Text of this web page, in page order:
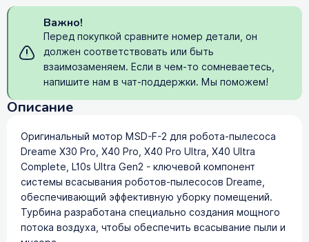
Важно!
Перед покупкой сравните номер детали, он
должен соответствовать или быть
взаимозаменяем. Если в чем-то сомневаетесь,
напишите нам в чат-поддержки. Мы поможем!
Описание
Оригинальный мотор MSD-F-2 для робота-пылесоса
Dreame X30 Pro, X40 Pro, X40 Pro Ultra, X40 Ultra
Complete, L10s Ultra Gen2 - ключевой компонент
системы всасывания роботов-пылесосов Dreame,
обеспечивающий эффективную уборку помещений.
Турбина разработана специально создания мощного
потока воздуха, чтобы обеспечить всасывание пыли и